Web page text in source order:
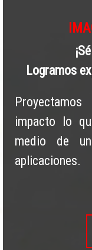
Logramos
impacto lo
medio de
aplicaciones.